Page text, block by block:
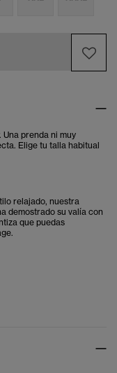
prenda ni muy
Elige tu talla habitual
relajado, nuestra
demostrado su valía con
que puedas